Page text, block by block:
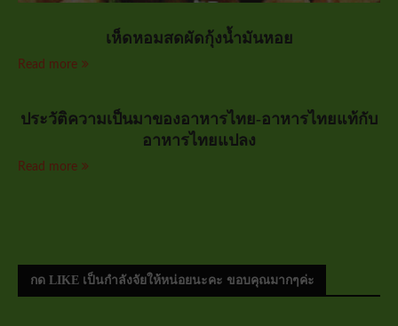
เห็ดหอมสดผัดกุ้งน้ำมันหอย
Read more
ประวัติความเป็นมาของอาหารไทย-อาหารไทยแท้กับ
อาหารไทยแปลง
Read more
กด LIKE เป็นกำลังจัยให้หน่อยนะคะ ขอบคุณมากๆค่ะ